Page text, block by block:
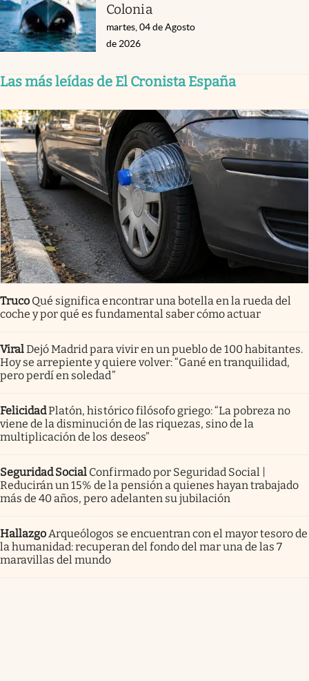
Colonia
martes, 04 de Agosto
de 2026
Las más leídas de El Cronista España
Truco Qué significa encontrar una botella en la rueda del
coche y por qué es fundamental saber cómo actuar
ViralDejó Madrid para vivir en un pueblo de 100 habitantes.
Hoy se arrepiente y quiere volver: “Gané en tranquilidad,
pero perdí en soledad”
FelicidadPlatón, histórico filósofo griego: “La pobreza no
viene de la disminución de las riquezas, sino de la
multiplicación de los deseos”
Seguridad Social Confirmado por Seguridad Social |
Reducirán un 15% de la pensión a quienes hayan trabajado
más de 40 años, pero adelanten su jubilación
Hallazgo Arqueólogos se encuentran con el mayor tesoro de
la humanidad: recuperan del fondo del mar una de las 7
maravillas del mundo